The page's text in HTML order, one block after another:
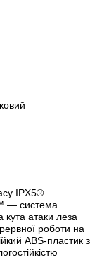
IPX5®
— система
кута атаки леза
роботи на
ABS-пластик з